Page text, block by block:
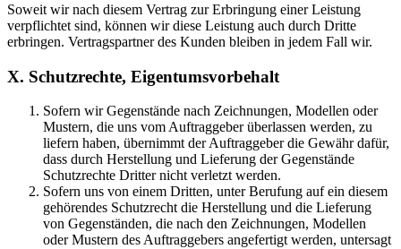
Soweit wir nach diesem Vertrag zur Erbringung einer Leistung
verpflichtet sind, können wir diese Leistung auch durch Dritte
erbringen. Vertragspartner des Kunden bleiben in jedem Fall wir.
X. Schutzrechte, Eigentumsvorbehalt
Sofern wir Gegenstände nach Zeichnungen, Modellen oder
Mustern, die uns vom Auftraggeber überlassen werden, zu
liefern haben, übernimmt der Auftraggeber die Gewähr dafür,
dass durch Herstellung und Lieferung der Gegenstände
Schutzrechte Dritter nicht verletzt werden.
Sofern uns von einem Dritten, unter Berufung auf ein diesem
gehörendes Schutzrecht die Herstellung und die Lieferung
von Gegenständen, die nach den Zeichnungen, Modellen
oder Mustern des Auftraggebers angefertigt werden, untersagt